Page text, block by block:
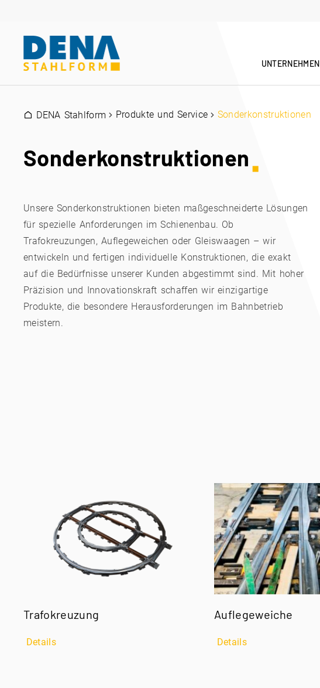
UNTERNEHMEN
DENA Stahlform Produkte und Service Sonderkonstruktionen
Sonderkonstruktionen
Unsere Sonderkonstruktionen bieten maßgeschneiderte Lösungen
für spezielle Anforderungen im Schienenbau. Ob
Trafokreuzungen, Auflegeweichen oder Gleiswaagen – wir
entwickeln und fertigen individuelle Konstruktionen, die exakt
auf die Bedürfnisse unserer Kunden abgestimmt sind. Mit hoher
Präzision und Innovationskraft schaffen wir einzigartige
Produkte, die besondere Herausforderungen im Bahnbetrieb
meistern.
Trafokreuzung
Details
Auflegeweiche
Details